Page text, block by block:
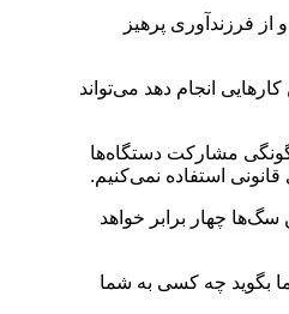
فرزندآوری پرهیز
انجام دهد می‌تواند
مشارکت دستگاه‌ها
استفاده نمی‌کنیم.
۲۰ هزار سگ خواهیم داشت یعنی جمعیت این سگ‌ها چهار برابر خواهد
بگوید چه کسی به شما